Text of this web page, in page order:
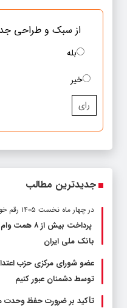
از سبک و طراحی
بله
خیر
رای
جدیدترین مطالب
در چهار ماه نخست ۱۴۰۵ رقم خورد؛
پرداخت بیش
بانک ملی ایران
عضو شورای مرکزی حزب
توسط دشمنان عبور کنیم
تأکید بر ضرورت حفظ وحدت